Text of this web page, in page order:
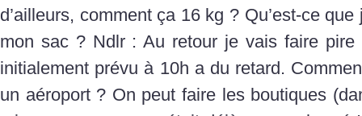
d’ailleurs, comment ça 16 kg ? Qu’est-ce
mon sac ? Ndlr : Au retour je vais faire pire
initialement prévu à 10h a du retard.
un aéroport ? On peut faire les boutiques